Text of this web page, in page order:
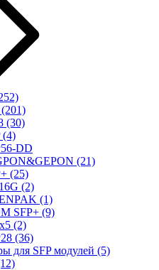
(201)
(30)
(4)
DD
(21)
(25)
(2)
(1)
SFP+ (9)
(2)
(36)
для SFP модулей (5)